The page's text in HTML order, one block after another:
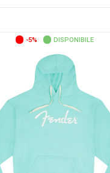
-5% DISPONIBILE